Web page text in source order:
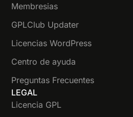
Membresias
GPLClub Updater
Licencias WordPress
Centro de ayuda
Preguntas Frecuentes
LEGAL
Licencia GPL